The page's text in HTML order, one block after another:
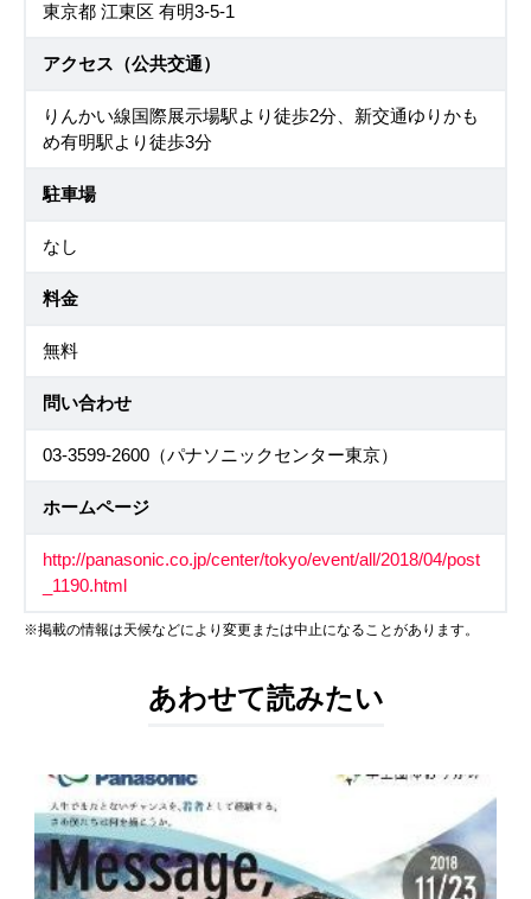
東京都 江東区 有明3-5-1
アクセス（公共交通）
りんかい線国際展示場駅より徒歩2分、新交通ゆりかも
め有明駅より徒歩3分
駐車場
なし
料金
無料
問い合わせ
03-3599-2600（パナソニックセンター東京）
ホームページ
http://panasonic.co.jp/center/tokyo/event/all/2018/04/post
_1190.html
※掲載の情報は天候などにより変更または中止になることがあります。
あわせて読みたい